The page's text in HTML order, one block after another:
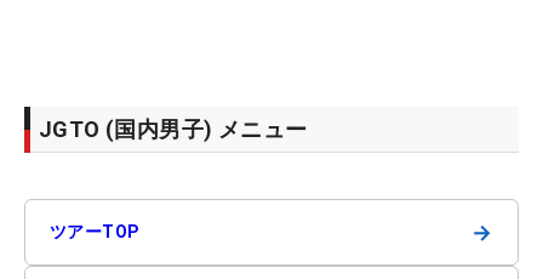
JGTO (国内男子) メニュー
ツアーTOP →